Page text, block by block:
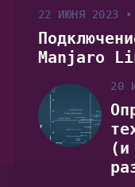
22 ИЮНЯ 2023 •
Manjaro
20
(и